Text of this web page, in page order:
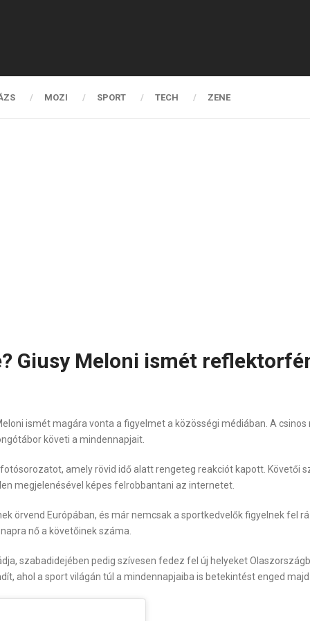
MOZI SPORT TECH ZENE
Giusy Meloni ismét
ismét magára vonta a figyelmet a közösségi médiában. A
követi a mindennapjait.
amely rövid idő alatt rengeteg reakciót kapott. Követői
megjelenésével képes felrobbantani az internetet.
örvend Európában, és már nemcsak a sportkedvelők figyelnek fel
nő a követőinek száma.
szabadidejében pedig szívesen fedez fel új helyeket
ahol a sport világán túl a mindennapjaiba is betekintést enged majd.